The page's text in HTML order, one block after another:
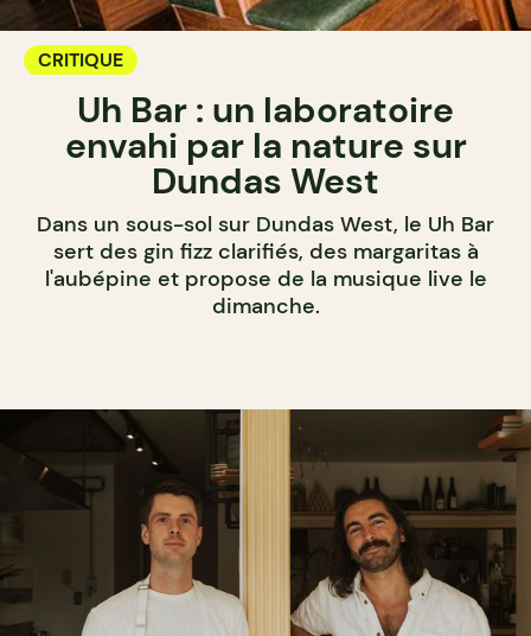
CRITIQUE
Uh Bar : un laboratoire
envahi par la nature sur
Dundas West
Dans un sous-sol sur Dundas West, le Uh Bar
sert des gin fizz clarifiés, des margaritas à
l'aubépine et propose de la musique live le
dimanche.